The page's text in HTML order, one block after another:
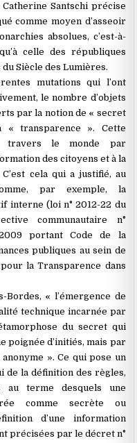
Santschi précise
comme moyen d’asseoir
absolues, c’est-à-
celle des républiques
Siècle des Lumières.
mutations qui l’ont
le nombre d’objets
par la notion de « secret
transparence ». Cette
travers le monde par
des citoyens et à la
cela qui a justifié, au
par exemple, la
interne (loi n° 2012-22 du
communautaire n°
portant Code de la
publiques au sein de
pour la Transparence dans
Bordes, « l’émergence de
technique incarnée par
du secret qui
poignée d’initiés, mais par
». Ce qui pose un
de la définition des règles,
au terme desquels une
comme secrète ou
d’une information
précisées par le décret n°